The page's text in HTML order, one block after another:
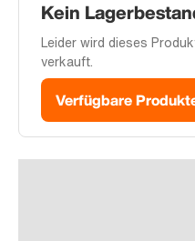
Kein
Leider wird dieses
verkauft.
Verfügbare